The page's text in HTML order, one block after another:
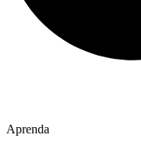
Aprenda